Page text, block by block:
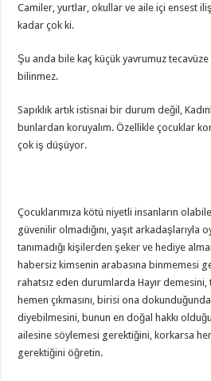
Camiler, yurtlar, okullar ve aile içi ensest
kadar çok ki.
Şu anda bile kaç küçük yavrumuz
bilinmez.
Sapıklık artık istisnai bir durum değil,
bunlardan koruyalım. Özellikle çocuklar
çok iş düşüyor.
Çocuklarımıza kötü niyetli insanların
güvenilir olmadığını, yaşıt arkadaşlarıyla
tanımadığı kişilerden şeker ve hediye
habersiz kimsenin arabasına binmemesi
rahatsız eden durumlarda Hayır
hemen çıkmasını, birisi ona
diyebilmesini, bunun en doğal hakkı
ailesine söylemesi gerektiğini, korkarsa
gerektiğini öğretin.